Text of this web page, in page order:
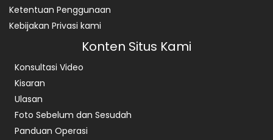
Ketentuan Penggunaan
Kebijakan Privasi kami
Konten Situs Kami
Konsultasi Video
Kisaran
Ulasan
Foto Sebelum dan Sesudah
Panduan Operasi